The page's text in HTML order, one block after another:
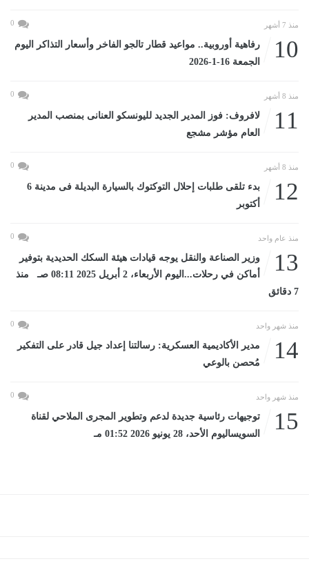
منذ 7 أشهر 0
10
رفاهية أوروبية.. مواعيد قطار تالجو الفاخر وأسعار التذاكر اليوم
الجمعة 16-1-2026
منذ 8 أشهر 0
11
لافروف: فوز المدير الجديد لليونسكو العنانى بمنصب المدير
العام مؤشر مشجع
منذ 8 أشهر 0
12
بدء تلقى طلبات إحلال التوكتوك بالسيارة البديلة فى مدينة 6
أكتوبر
منذ عام واحد 0
13
وزير الصناعة والنقل يوجه قيادات هيئة السكك الحديدية بتوفير
أماكن في رحلات...اليوم الأربعاء، 2 أبريل 2025 08:11 صـ منذ
7 دقائق
منذ شهر واحد 0
14
مدير الأكاديمية العسكرية: رسالتنا إعداد جيل قادر على التفكير
مُحصن بالوعي
منذ شهر واحد 0
15
توجيهات رئاسية جديدة لدعم وتطوير المجرى الملاحي لقناة
السويساليوم الأحد، 28 يونيو 2026 01:52 مـ